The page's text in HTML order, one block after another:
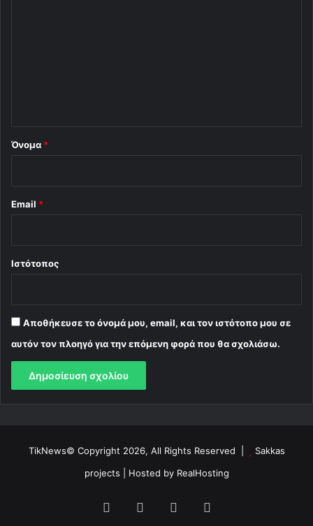
Όνομα *
Email *
Ιστότοπος
Αποθήκευσε το όνομά μου, email, και τον ιστότοπο μου σε
αυτόν τον πλοηγό για την επόμενη φορά που θα σχολιάσω.
TikNews© Copyright 2026, All Rights Reserved |
Sakkas
projects | Hosted by RealHosting
Facebook YouTube